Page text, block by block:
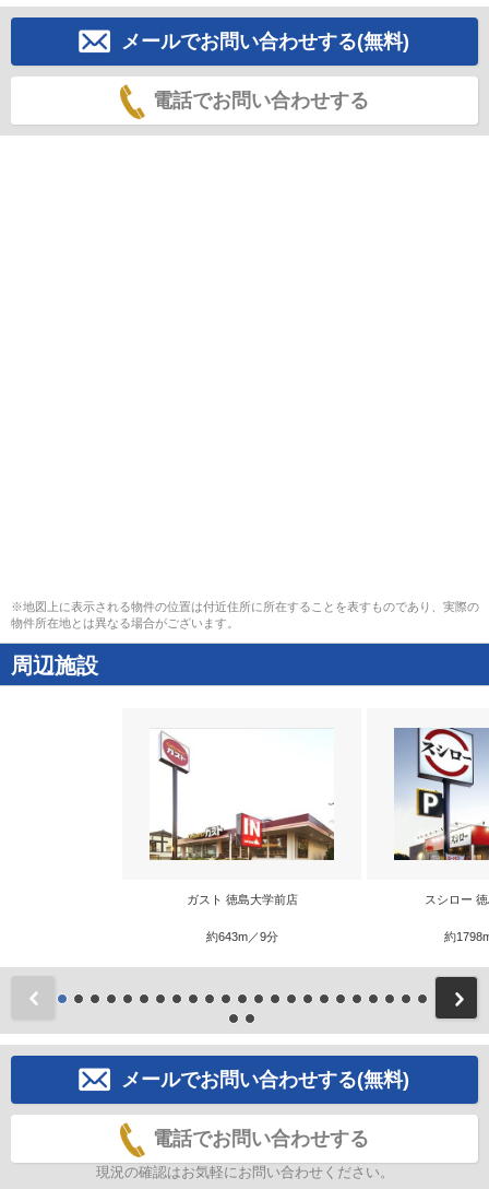
メールでお問い合わせする(無料)
電話でお問い合わせする
※地図上に表示される物件の位置は付近住所に所在することを表すものであり、実際の
物件所在地とは異なる場合がございます。
周辺施設
ガスト 徳島大学前店
約643m／9分
スシロー
約
前
メールでお問い合わせする(無料)
電話でお問い合わせする
現況の確認はお気軽にお問い合わせください。